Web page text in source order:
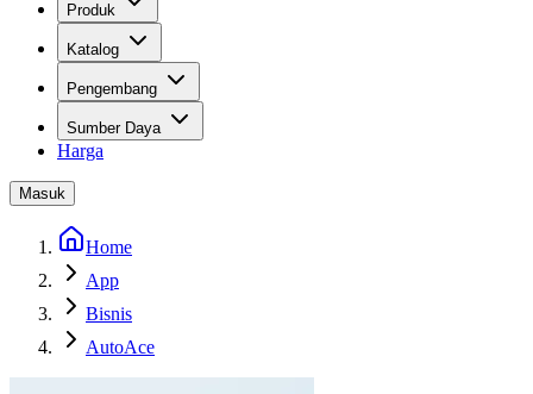
Produk
Katalog
Pengembang
Sumber Daya
Harga
Masuk
Home
App
Bisnis
AutoAce